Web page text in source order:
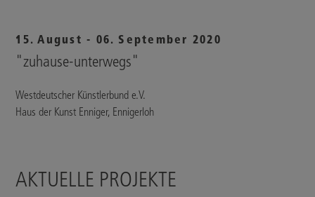
15. August - 06. September 2020
"zuhause-unterwegs"
Westdeutscher Künstlerbund e.V.
Haus der Kunst Enniger, Ennigerloh
AKTUELLE PROJEKTE